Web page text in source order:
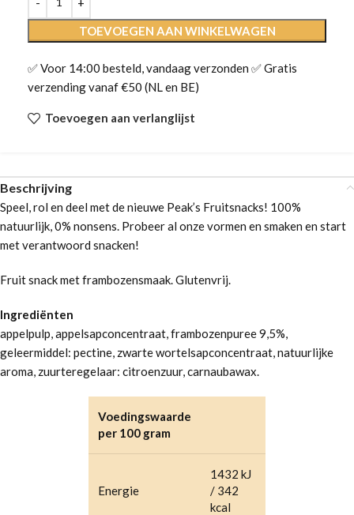
TOEVOEGEN AAN WINKELWAGEN
✅ Voor 14:00 besteld, vandaag verzonden ✅ Gratis
verzending vanaf €50 (NL en BE)
Toevoegen aan verlanglijst
Beschrijving
Speel, rol en deel met de nieuwe Peak’s Fruitsnacks! 100%
natuurlijk, 0% nonsens. Probeer al onze vormen en smaken en start
met verantwoord snacken!
Fruit snack met frambozensmaak. Glutenvrij.
Ingrediënten
appelpulp, appelsapconcentraat, frambozenpuree 9,5%,
geleermiddel: pectine, zwarte wortelsapconcentraat, natuurlijke
aroma, zuurteregelaar: citroenzuur, carnaubawax.
Voedingswaarde
per 100 gram
Energie
1432 kJ
/ 342
kcal